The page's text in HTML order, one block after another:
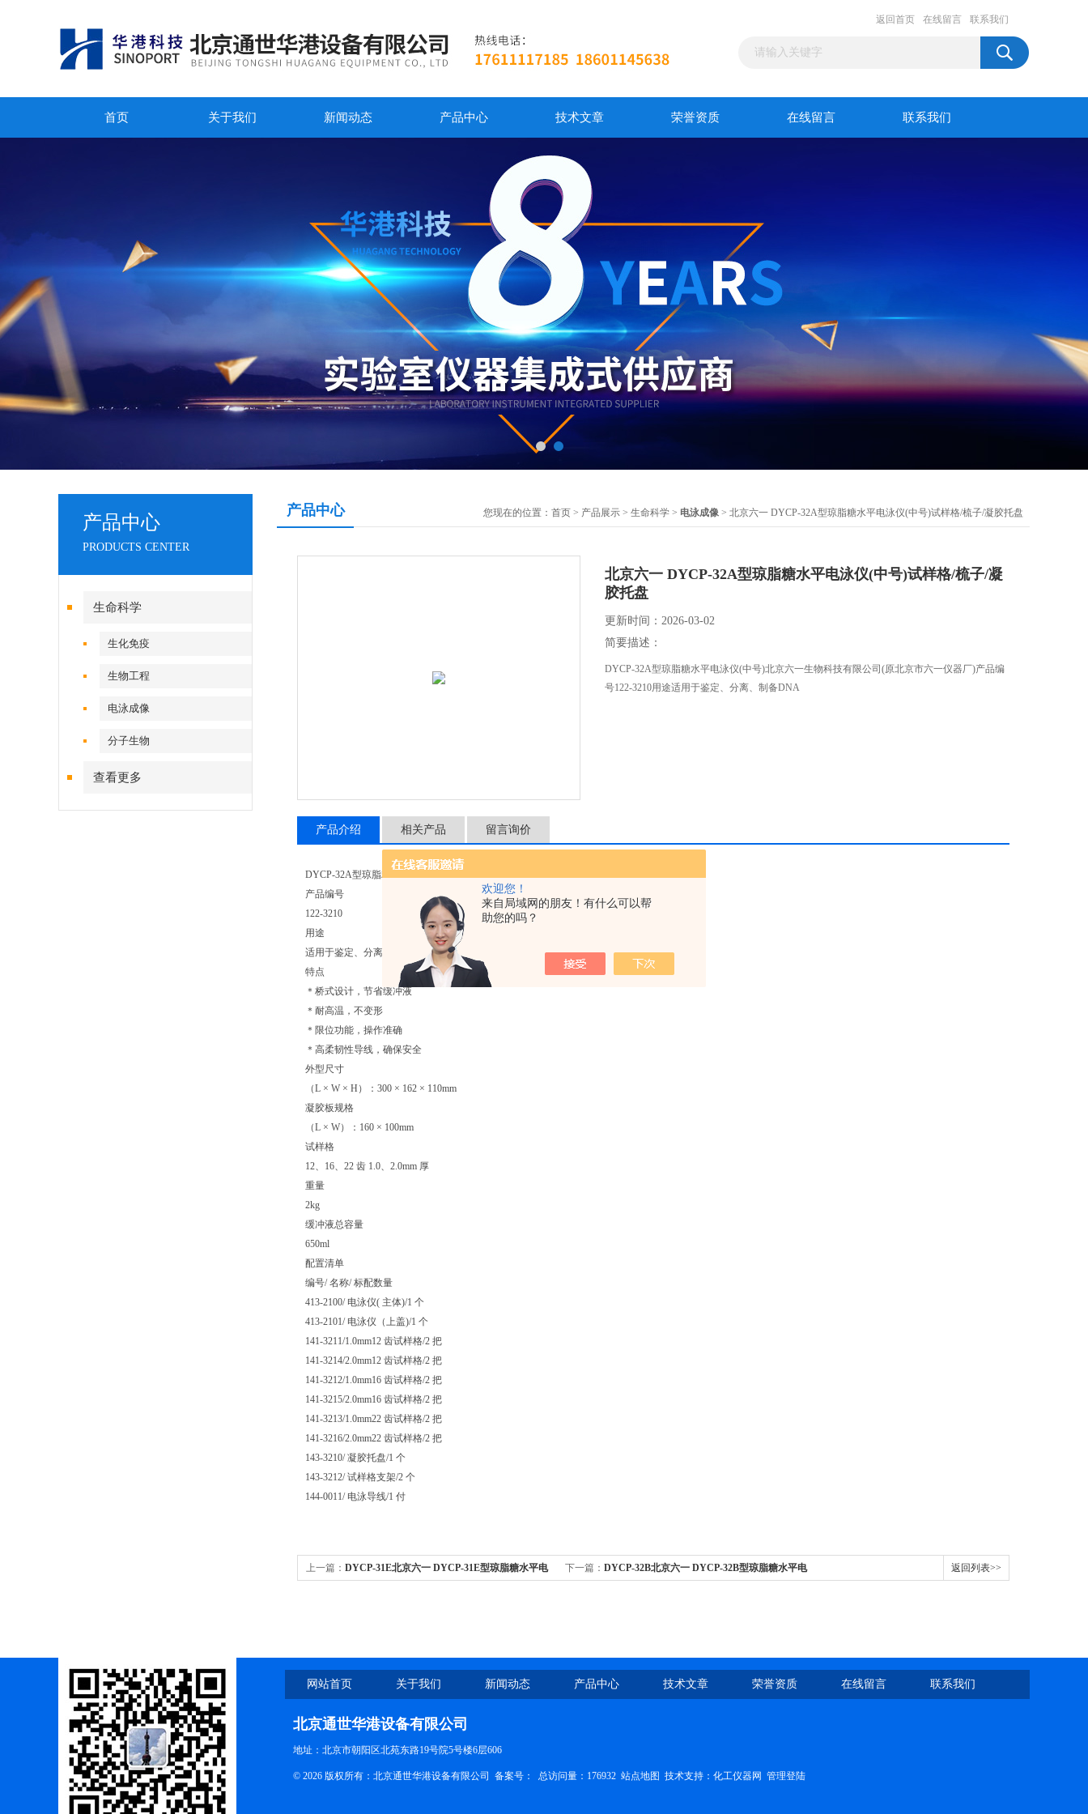
欢迎您！
来自局域网的朋友！有什么可以帮
助您的吗？
返回首页 在线留言 联系我们
首页 关于我们 新闻动态 产品中心 技术文章 荣誉资质 在线留言 联系我们
产品中心
PRODUCTS CENTER
生命科学
生化免疫
生物工程
电泳成像
分子生物
查看更多
产品中心 您现在的位置： 首页 > 产品展示 > 生命科学 > 电泳成像 > 北京六一 DYCP-32A型琼脂糖水平电泳仪(中号)试样格/梳子/凝胶托盘
北京六一 DYCP-32A型琼脂糖水平电泳仪(中号)试样格/梳子/凝
胶托盘
更新时间：2026-03-02
简要描述：
DYCP-32A型琼脂糖水平电泳仪(中号)北京六一生物科技有限公司(原北京市六一仪器厂)产品编
号122-3210用途适用于鉴定、分离、制备DNA
产品介绍 相关产品 留言询价
DYCP-32A型琼脂糖水平电泳仪(中号)北京六一生物科技有限公司(原北京市六一仪器厂)
产品编号
122-3210
用途
适用于鉴定、分离、制备 DNA，以及测定其分子量
特点
＊桥式设计，节省缓冲液
＊耐高温，不变形
＊限位功能，操作准确
＊高柔韧性导线，确保安全
外型尺寸
（L × W × H）：300 × 162 × 110mm
凝胶板规格
（L × W）：160 × 100mm
试样格
12、16、22 齿 1.0、2.0mm 厚
重量
2kg
缓冲液总容量
650ml
配置清单
编号/ 名称/ 标配数量
413-2100/ 电泳仪( 主体)/1 个
413-2101/ 电泳仪（上盖)/1 个
141-3211/1.0mm12 齿试样格/2 把
141-3214/2.0mm12 齿试样格/2 把
141-3212/1.0mm16 齿试样格/2 把
141-3215/2.0mm16 齿试样格/2 把
141-3213/1.0mm22 齿试样格/2 把
141-3216/2.0mm22 齿试样格/2 把
143-3210/ 凝胶托盘/1 个
143-3212/ 试样格支架/2 个
144-0011/ 电泳导线/1 付
上一篇： DYCP-31E北京六一 DYCP-31E型琼脂糖水平电 下一篇： DYCP-32B北京六一 DYCP-32B型琼脂糖水平电 返回列表>>
网站首页 关于我们 新闻动态 产品中心 技术文章 荣誉资质 在线留言 联系我们
北京通世华港设备有限公司
地址：北京市朝阳区北苑东路19号院5号楼6层606
© 2026 版权所有：北京通世华港设备有限公司 备案号： 总访问量：176932 站点地图 技术支持： 化工仪器网 管理登陆